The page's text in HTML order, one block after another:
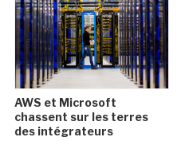
AWS et Microsoft
chassent sur les terres
des intégrateurs